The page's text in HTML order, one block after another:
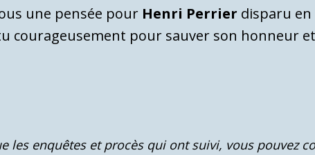
une pensée pour Henri Perrier disparu en
courageusement pour sauver son honneur
les enquêtes et procès qui ont suivi, vous pouvez